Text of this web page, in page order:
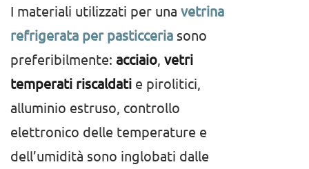
I materiali utilizzati per una vetrina
refrigerata per pasticceria sono
preferibilmente: acciaio, vetri
temperati riscaldati e pirolitici,
alluminio estruso, controllo
elettronico delle temperature e
dell’umidità sono inglobati dalle